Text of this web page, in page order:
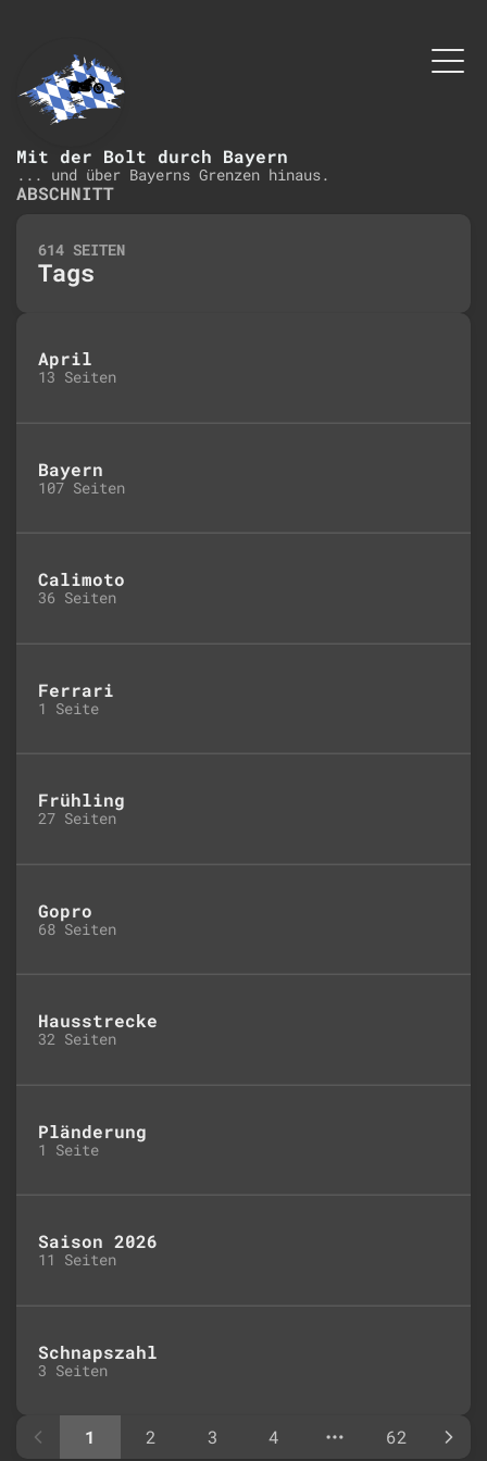
Mit der Bolt durch Bayern
... und über Bayerns Grenzen hinaus.
ABSCHNITT
614 SEITEN
Tags
April
13 Seiten
Bayern
107 Seiten
Calimoto
36 Seiten
Ferrari
1 Seite
Frühling
27 Seiten
Gopro
68 Seiten
Hausstrecke
32 Seiten
Pländerung
1 Seite
Saison 2026
11 Seiten
Schnapszahl
3 Seiten
1 2 3 4 62